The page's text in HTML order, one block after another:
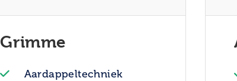
Grimme
Aardappeltechniek